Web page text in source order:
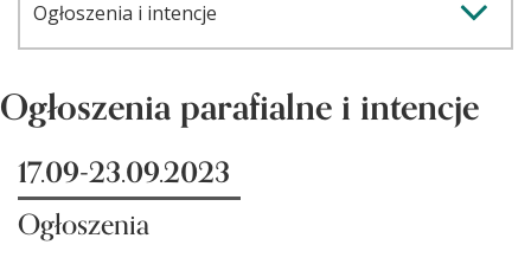
Ogłoszenia parafialne i intencje
17.09-23.09.2023
Ogłoszenia